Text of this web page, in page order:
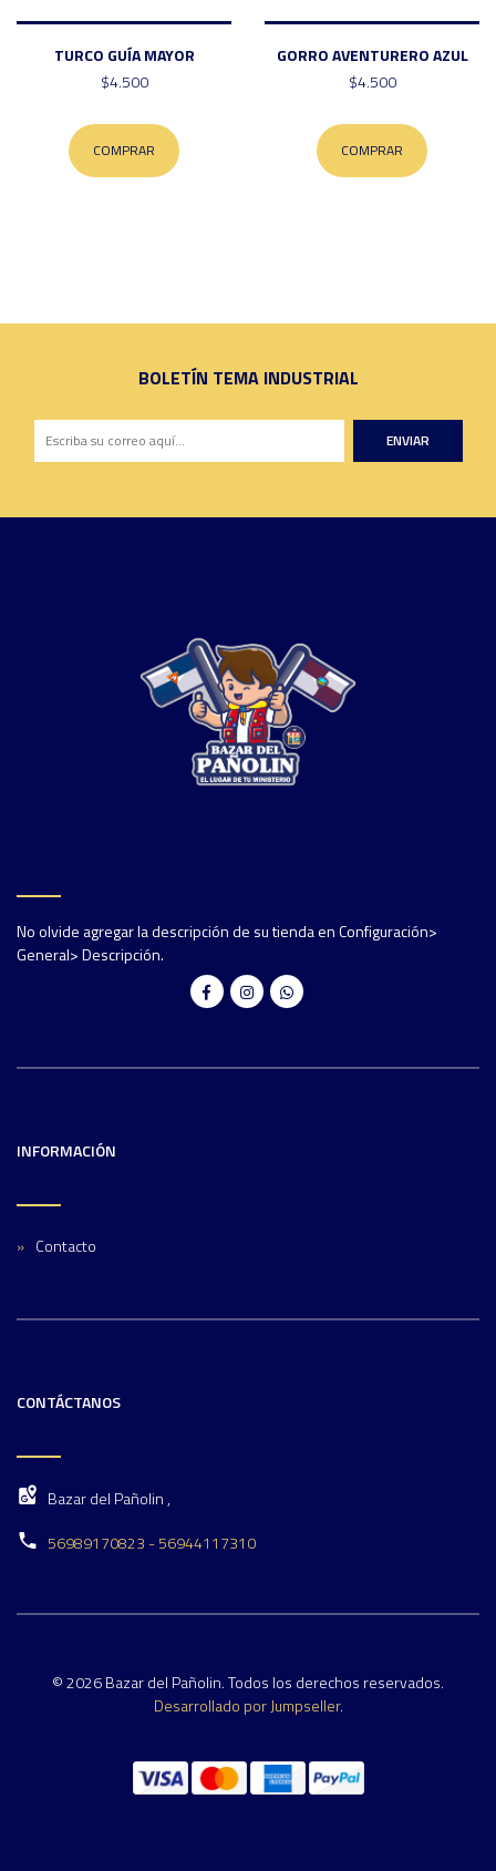
TURCO GUÍA MAYOR
$4.500
COMPRAR
GORRO AVENTURERO AZUL
$4.500
COMPRAR
BOLETÍN TEMA INDUSTRIAL
ENVIAR
No olvide agregar la descripción de su tienda en Configuración>
General> Descripción.
INFORMACIÓN
Contacto
CONTÁCTANOS
Bazar del Pañolin ,
56989170823 - 56944117310
© 2026 Bazar del Pañolin. Todos los derechos reservados.
Desarrollado por Jumpseller.